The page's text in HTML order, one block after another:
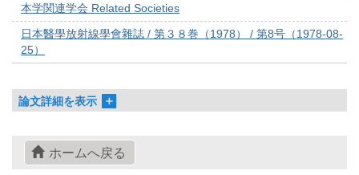
本学関連学会 Related Societies
日本醫學放射線學會雜誌 / 第３８巻（1978） / 第8号（1978-08-
25）
論文詳細を表示
ホームへ戻る